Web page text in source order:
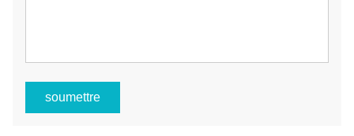
soumettre